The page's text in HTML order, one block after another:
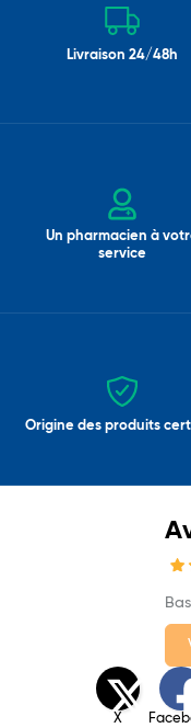
Livraison 24/48h
Un pharmacien à
service
Origine des produits
X